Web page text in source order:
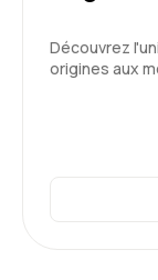
Découvrez
origines aux